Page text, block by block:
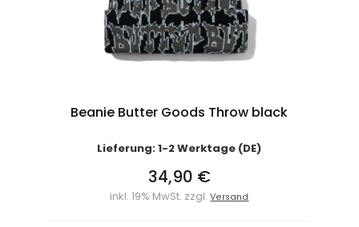
Beanie Butter Goods Throw black
Lieferung: 1-2 Werktage (DE)
34,90 €
inkl. 19% MwSt. zzgl.Versand